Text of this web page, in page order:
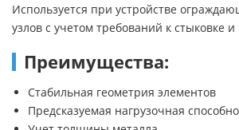
Используется при устройстве
узлов с учетом требований к стыковке
Преимущества:
Стабильная геометрия элементов
Предсказуемая нагрузочная